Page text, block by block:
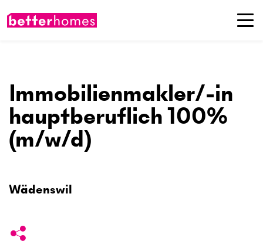
Immobilienmakler/-in
hauptberuflich 100%
(m/w/d)
Wädenswil